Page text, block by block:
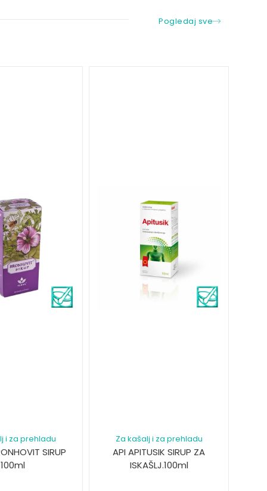
Pogledaj sve
i za prehladu
SIRUP
100ml
Za kašalj i za prehladu
API APITUSIK SIRUP ZA
ISKAŠLJ.100ml